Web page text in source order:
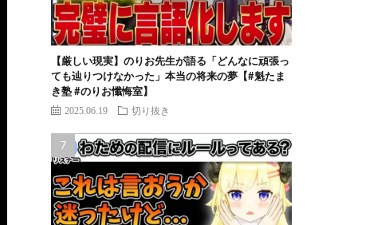
【厳しい現実】のりお先生が語る「どんなに頑張っ
ても辿りつけなかった」本当の将来の夢【#魁たま
き塾 #のりお懺悔室】
2025.06.19 切り抜き